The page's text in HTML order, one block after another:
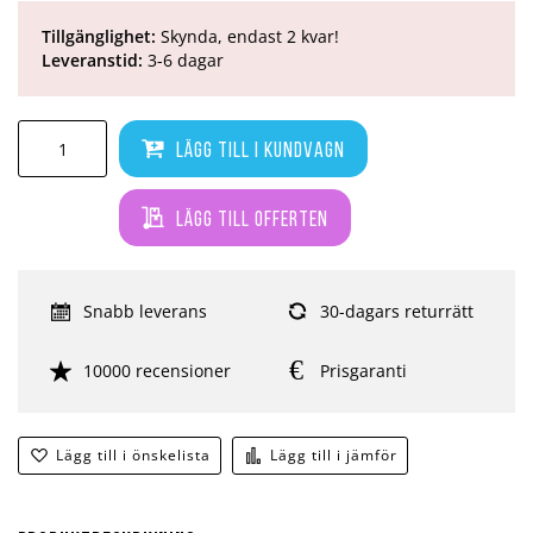
Lägg till i kundvagn
Lägg till offerten
Lägg till i önskelista Lägg till i jämför
Tillgänglighet: Skynda, endast 2 kvar!
Leveranstid: 3-6 dagar
Snabb leverans 30-dagars returrätt
10000 recensioner Prisgaranti